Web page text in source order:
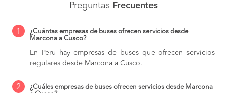
Preguntas Frecuentes
1
¿Cuántas empresas de buses ofrecen servicios desde
Marcona a Cusco?
En Peru hay empresas de buses que ofrecen servicios
regulares desde Marcona a Cusco.
2
¿Cuáles empresas de buses ofrecen servicios desde Marcona